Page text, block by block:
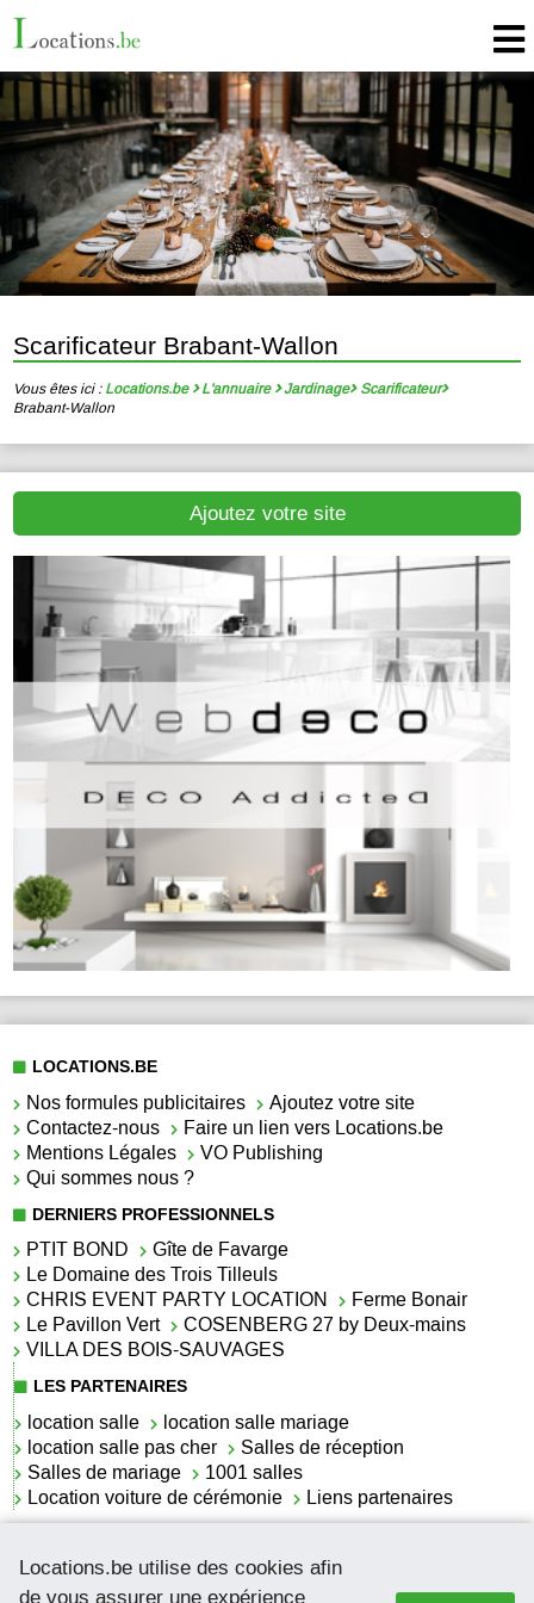
Scarificateur Brabant-Wallon
Vous êtes ici : Locations.be L'annuaire Jardinage
Scarificateur
Brabant-Wallon
Ajoutez votre site
Locations.be utilise des cookies afin
de vous assurer une expérience
LOCATIONS.BE
Nos formules publicitaires
Ajoutez votre site
Contactez-nous
Faire un lien vers Locations.be
Mentions Légales
VO Publishing
Qui sommes nous ?
DERNIERS PROFESSIONNELS
PTIT BOND
Gîte de Favarge
Le Domaine des Trois Tilleuls
CHRIS EVENT PARTY LOCATION
Ferme Bonair
Le Pavillon Vert
COSENBERG 27 by Deux-mains
VILLA DES BOIS-SAUVAGES
LES PARTENAIRES
location salle
location salle mariage
location salle pas cher
Salles de réception
Salles de mariage
1001 salles
Location voiture de cérémonie
Liens partenaires
La location de lettrage pour mariage
La salle de réception pour mariage en Belgique